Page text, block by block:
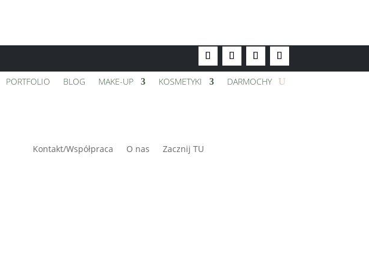
PORTFOLIO BLOG MAKE-UP KOSMETYKI DARMOCHY
Kontakt/Współpraca O nas Zacznij TU